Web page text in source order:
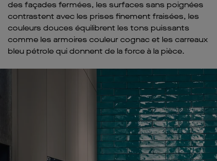
des façades fermées, les surfaces sans poignées
contrastent avec les prises finement fraisées, les
couleurs douces équilibrent les tons puissants
comme les armoires couleur cognac et les carreaux
bleu pétrole qui donnent de la force à la pièce.